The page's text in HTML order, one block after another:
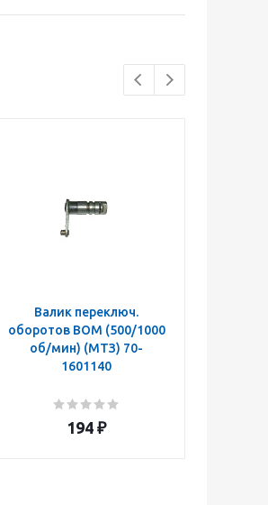
Валик переключ.
оборотов ВОМ (500/1000
об/мин) (МТЗ) 70-
1601140
194 ₽